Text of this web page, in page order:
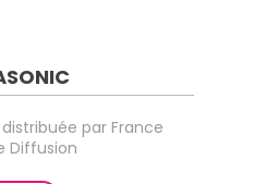
par France
Diffusion